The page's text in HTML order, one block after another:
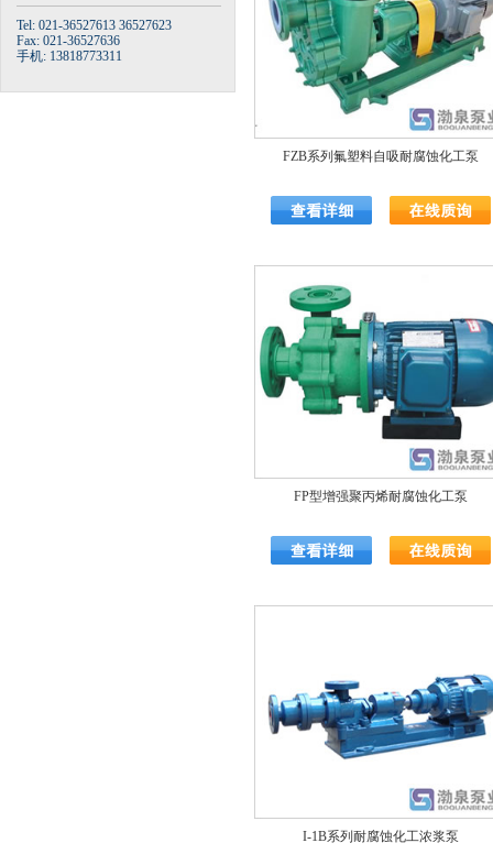
Tel: 021-36527613 36527623
Fax: 021-36527636
手机: 13818773311
FZB系列氟塑料自吸耐腐蚀化工泵
FP型增强聚丙烯耐腐蚀化工泵
I-1B系列耐腐蚀化工浓浆泵